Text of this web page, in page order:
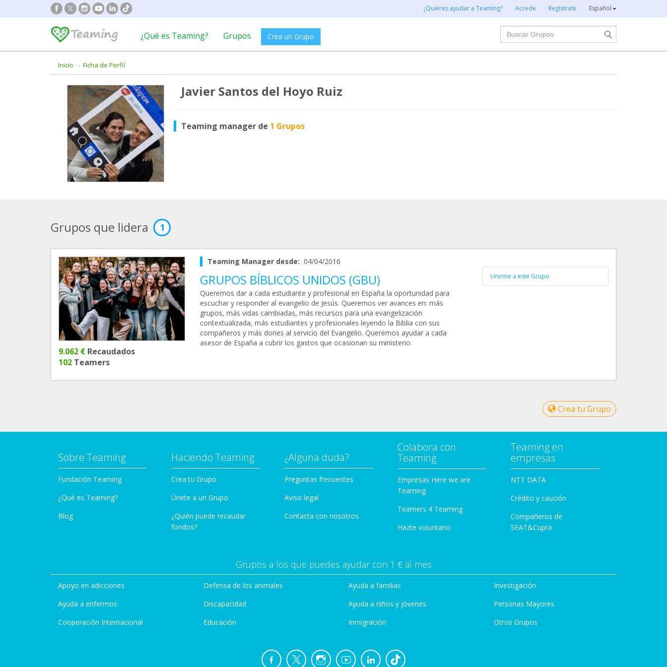
¿Quieres ayudar a Teaming? Accede Regístrate Español
¿Qué es Teaming? Grupos Crea un Grupo
Buscar
Inicio Ficha de Perfil
Javier Santos del Hoyo Ruiz
Teaming manager de 1 Grupos
Grupos que lidera 1
9.062 € Recaudados
102 Teamers
Teaming Manager desde: 04/04/2016
GRUPOS BÍBLICOS UNIDOS (GBU)
Queremos dar a cada estudiante y profesional en España la oportunidad para
escuchar y responder al evangelio de Jesús. Queremos ver avances en: más
grupos, más vidas cambiadas, más recursos para una evangelización
contextualizada, más estudiantes y profesionales leyendo la Biblia con sus
compañeros y más dones al servicio del Evangelio. Queremos ayudar a cada
asesor de España a cubrir los gastos que ocasionan su ministerio.
Unirme a este Grupo
Crea tu Grupo
Sobre Teaming
Fundación Teaming
¿Qué es Teaming?
Blog
Haciendo Teaming
Crea tu Grupo
Únete a un Grupo
¿Quién puede recaudar
fondos?
¿Alguna duda?
Preguntas frecuentes
Aviso legal
Contacta con nosotros
Colabora con
Teaming
Empresas Here we are
Teaming
Teamers 4 Teaming
Hazte voluntario
Teaming en
empresas
NTT DATA
Crédito y caución
Compañeros de
SEAT&Cupra
Grupos a los que puedes ayudar con 1 € al mes
Apoyo en adicciones
Ayuda a enfermos
Cooperación Internacional
Defensa de los animales
Discapacidad
Educación
Ayuda a familias
Ayuda a niños y jóvenes
Inmigración
Investigación
Personas Mayores
Otros Grupos